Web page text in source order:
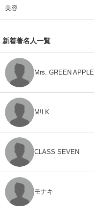
美容
新着著名人一覧
Mrs. GREEN APPLE
M!LK
CLASS SEVEN
モナキ